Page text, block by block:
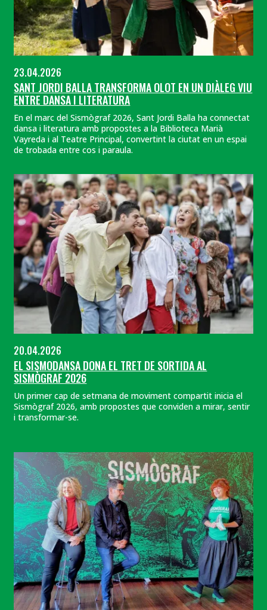
23.04.2026
SANT JORDI BALLA TRANSFORMA OLOT EN UN DIÀLEG VIU
ENTRE DANSA I LITERATURA
En el marc del Sismògraf 2026, Sant Jordi Balla ha connectat
dansa i literatura amb propostes a la Biblioteca Marià
Vayreda i al Teatre Principal, convertint la ciutat en un espai
de trobada entre cos i paraula.
20.04.2026
EL SISMODANSA DONA EL TRET DE SORTIDA AL
SISMÒGRAF 2026
Un primer cap de setmana de moviment compartit inicia el
Sismògraf 2026, amb propostes que conviden a mirar, sentir
i transformar-se.